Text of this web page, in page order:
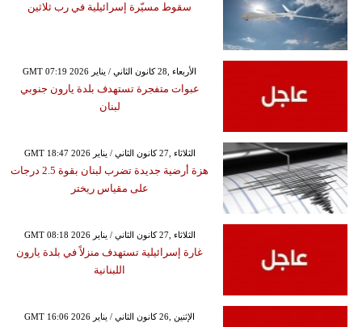
سقوط مسيّرة إسرائيلية في رب ثلاثين
GMT 07:19 2026 الأربعاء ,28 كانون الثاني / يناير
عبوات متفجرة تستهدف بلدة يارون جنوبي
لبنان
GMT 18:47 2026 الثلاثاء ,27 كانون الثاني / يناير
هزة أرضية جديدة تضرب لبنان بقوة 2.5 درجات
على مقياس ريختر
GMT 08:18 2026 الثلاثاء ,27 كانون الثاني / يناير
غارة إسرائيلية تستهدف منزلاً في بلدة يارون
اللبنانية
GMT 16:06 2026 الإثنين ,26 كانون الثاني / يناير